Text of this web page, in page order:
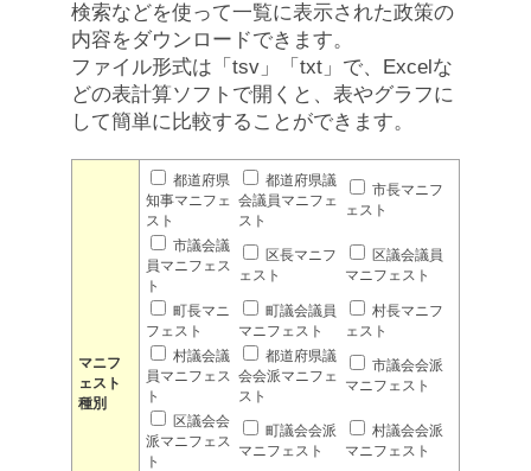
検索などを使って一覧に表示された政策の
内容をダウンロードできます。
ファイル形式は「tsv」「txt」で、Excelな
どの表計算ソフトで開くと、表やグラフに
して簡単に比較することができます。
マニフ
ェスト
種別
都道府県
知事マニフェ
スト
都道府県議
会議員マニフェ
スト
市長マニフ
ェスト
市議会議
員マニフェス
ト
区長マニフ
ェスト
区議会議員
マニフェスト
町長マニ
フェスト
町議会議員
マニフェスト
村長マニフ
ェスト
村議会議
員マニフェス
ト
都道府県議
会会派マニフェ
スト
市議会会派
マニフェスト
区議会会
派マニフェス
ト
町議会会派
マニフェスト
村議会会派
マニフェスト